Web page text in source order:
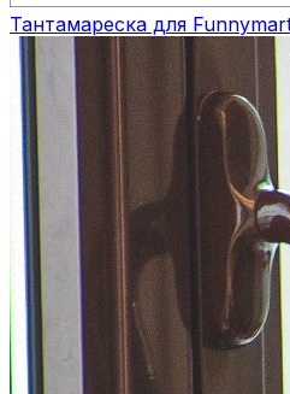
Тантамареска для